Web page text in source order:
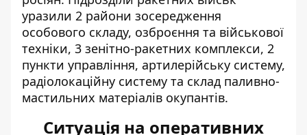
уразили 2 райони зосередження
особового складу, озброєння та військової
техніки, 3 зенітно-ракетних комплекси, 2
пункти управління, артилерійську систему,
радіолокаційну систему та склад паливно-
мастильних матеріалів окупантів.
Ситуація на оперативних